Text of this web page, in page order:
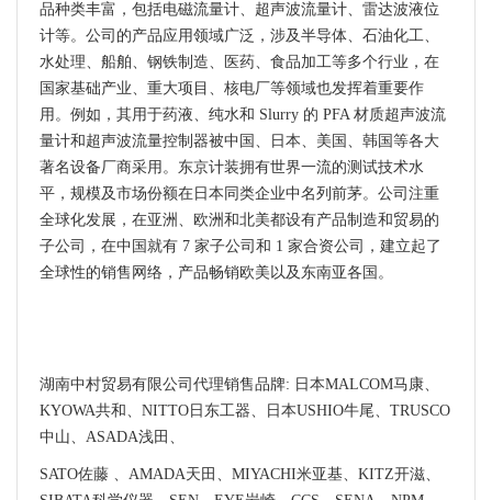
品种类丰富，包括电磁流量计、超声波流量计、雷达波液位
计等。公司的产品应用领域广泛，涉及半导体、石油化工、
水处理、船舶、钢铁制造、医药、食品加工等多个行业，在
国家基础产业、重大项目、核电厂等领域也发挥着重要作
用。例如，其用于药液、纯水和 Slurry 的 PFA 材质超声波流
量计和超声波流量控制器被中国、日本、美国、韩国等各大
著名设备厂商采用。东京计装拥有世界一流的测试技术水
平，规模及市场份额在日本同类企业中名列前茅。公司注重
全球化发展，在亚洲、欧洲和北美都设有产品制造和贸易的
子公司，在中国就有 7 家子公司和 1 家合资公司，建立起了
全球性的销售网络，产品畅销欧美以及东南亚各国。
湖南中村贸易有限公司代理销售品牌: 日本MALCOM马康、
KYOWA共和、NITTO日东工器、日本USHIO牛尾、TRUSCO
中山、ASADA浅田、
SATO佐藤 、AMADA天田、MIYACHI米亚基、KITZ开滋、